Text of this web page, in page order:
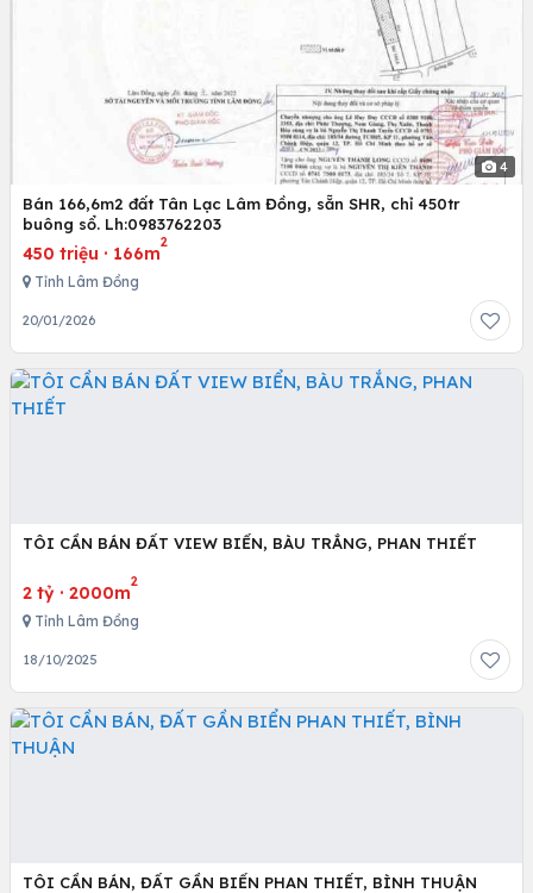
4
Bán 166,6m2 đất Tân Lạc Lâm Đồng, sẵn SHR, chỉ 450tr
buông sổ. Lh:0983762203
450 triệu · 166m
2
Tỉnh Lâm Đồng
20/01/2026
TÔI CẦN BÁN ĐẤT VIEW BIỂN, BÀU TRẮNG, PHAN THIẾT
2 tỷ · 2000m
2
Tỉnh Lâm Đồng
18/10/2025
TÔI CẦN BÁN, ĐẤT GẦN BIỂN PHAN THIẾT, BÌNH THUẬN